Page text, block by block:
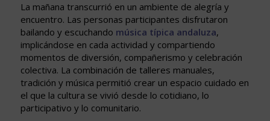
La mañana transcurrió en un ambiente de alegría y
encuentro. Las personas participantes disfrutaron
bailando y escuchando música típica andaluza,
implicándose en cada actividad y compartiendo
momentos de diversión, compañerismo y celebración
colectiva. La combinación de talleres manuales,
tradición y música permitió crear un espacio cuidado en
el que la cultura se vivió desde lo cotidiano, lo
participativo y lo comunitario.